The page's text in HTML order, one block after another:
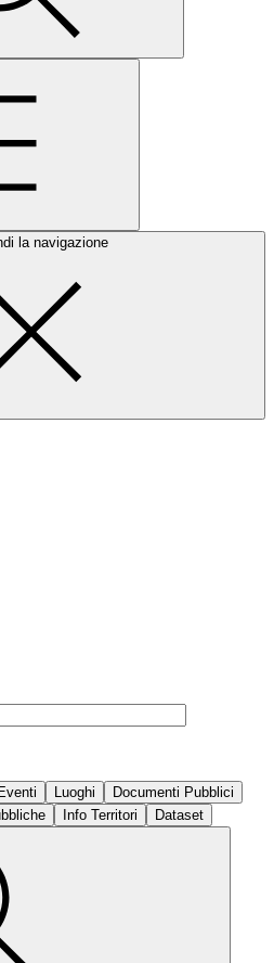
la navigazione
Eventi Luoghi
Documenti Pubblici
Info Territori Dataset